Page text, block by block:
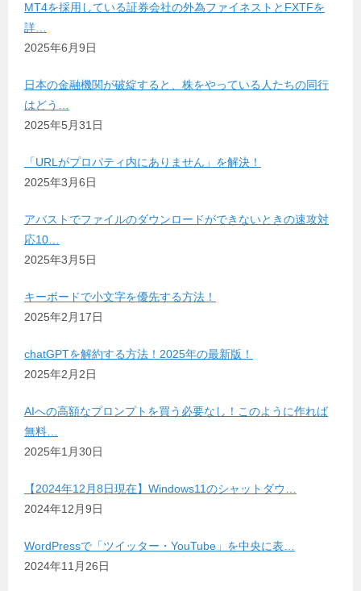
MT4を採用している証券会社の外為ファイネストとFXTFを
詳…
2025年6月9日
日本の金融機関が破綻すると、株をやっている人たちの同行
はどう…
2025年5月31日
「URLがプロパティ内にありません」を解決！
2025年3月6日
アバストでファイルのダウンロードができないときの速攻対
応10…
2025年3月5日
キーボードで小文字を優先する方法！
2025年2月17日
chatGPTを解約する方法！2025年の最新版！
2025年2月2日
AIへの高額なプロンプトを買う必要なし！このように作れば
無料…
2025年1月30日
【2024年12月8日現在】Windows11のシャットダウ…
2024年12月9日
WordPressで「ツイッター・YouTube」を中央に表…
2024年11月26日